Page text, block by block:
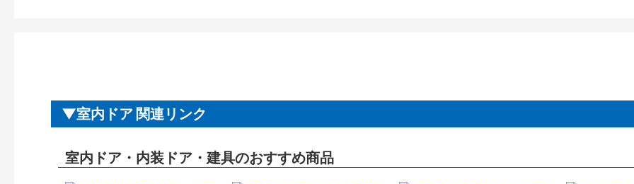
室内ドア 関連リンク
室内ドア・内装ドア・建具のおすすめ商品